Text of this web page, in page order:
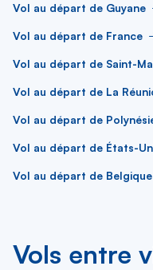
Vol au départ de Guyane
Vol au départ de France
Vol au départ de Saint-
Vol au départ de La
Vol au départ de
Vol au départ de États-
Vol au départ de Belgique
Vols entre